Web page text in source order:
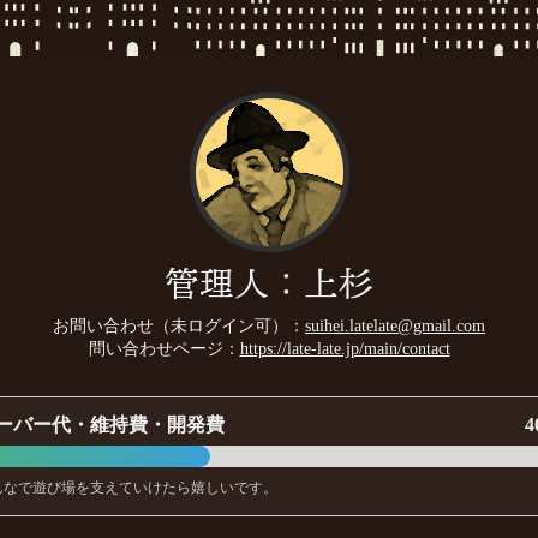
管理人：上杉
お問い合わせ（未ログイン可）： suihei.latelate@gmail.com
問い合わせページ： https://late-late.jp/main/contact
バー代・維持費・開発費
で遊び場を支えていけたら嬉しいです。